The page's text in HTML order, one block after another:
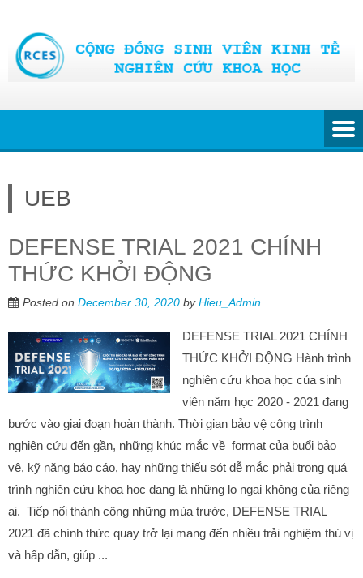
content
UEB
DEFENSE TRIAL 2021 CHÍNH
THỨC KHỞI ĐỘNG
Posted on December 30, 2020 byHieu_Admin
DEFENSE TRIAL 2021 CHÍNH
THỨC KHỞI ĐỘNG Hành trình
nghiên cứu khoa học của sinh
viên năm học 2020 - 2021 đang
bước vào giai đoạn hoàn thành. Thời gian bảo vệ công trình
nghiên cứu đến gần, những khúc mắc về format của buổi bảo
vệ, kỹ năng báo cáo, hay những thiếu sót dễ mắc phải trong quá
trình nghiên cứu khoa học đang là những lo ngại không của riêng
ai. Tiếp nối thành công những mùa trước, DEFENSE TRIAL
2021 đã chính thức quay trở lại mang đến nhiều trải nghiệm thú vị
và hấp dẫn, giúp ...